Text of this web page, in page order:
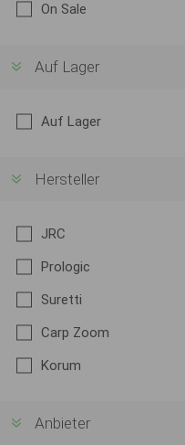
On Sale
Auf Lager
Auf Lager
Hersteller
JRC
Prologic
Suretti
Carp Zoom
Korum
Anbieter